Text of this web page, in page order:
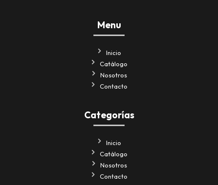
Menu
Inicio
Catálogo
Nosotros
Contacto
Categorías
Inicio
Catálogo
Nosotros
Contacto